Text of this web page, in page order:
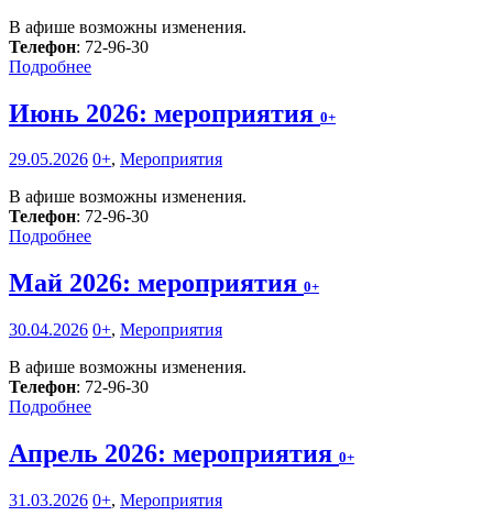
В афише возможны изменения.
Телефон: 72-96-30
Подробнее
Июнь 2026: мероприятия 0+
29.05.2026 0+, Мероприятия
В афише возможны изменения.
Телефон: 72-96-30
Подробнее
Май 2026: мероприятия 0+
30.04.2026 0+, Мероприятия
В афише возможны изменения.
Телефон: 72-96-30
Подробнее
Апрель 2026: мероприятия 0+
31.03.2026 0+, Мероприятия